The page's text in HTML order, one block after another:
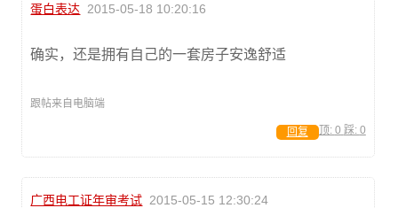
蛋白表达 2015-05-18 10:20:16
确实，还是拥有自己的一套房子安逸舒适
跟帖来自电脑端
顶: 0 踩: 0
回复
广西电工证年审考试 2015-05-15 12:30:24